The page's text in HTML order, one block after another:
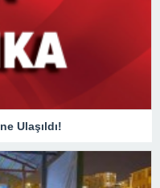
Ulaşıldı!